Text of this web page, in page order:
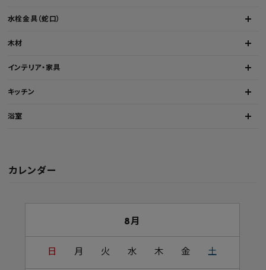
水栓金具（蛇口）
木材
インテリア・家具
キッチン
浴室
カレンダー
8月
日 月 火 水 木 金 土